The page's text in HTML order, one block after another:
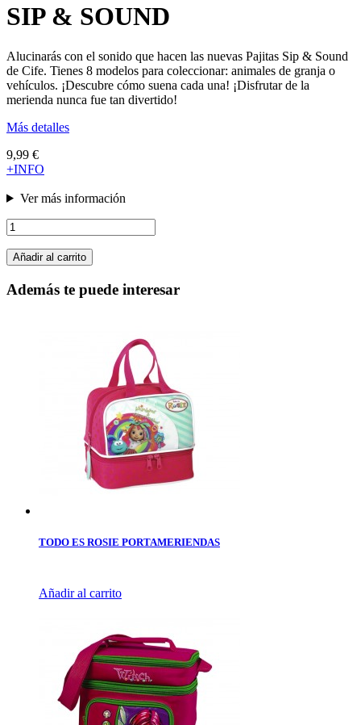
SIP & SOUND
Alucinarás con el sonido que hacen las nuevas Pajitas Sip & Sound
de Cife. Tienes 8 modelos para coleccionar: animales de granja o
vehículos. ¡Descubre cómo suena cada una! ¡Disfrutar de la
merienda nunca fue tan divertido!
Más detalles
9,99 €
+INFO
Ver más información
Añadir al carrito
Además te puede interesar
TODO ES ROSIE PORTAMERIENDAS
Añadir al carrito